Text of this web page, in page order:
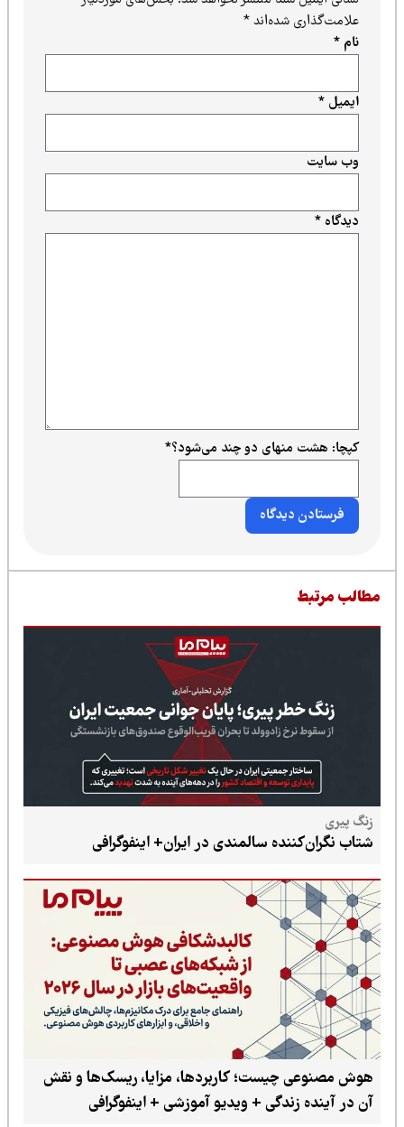
علامت‌گذاری شده‌اند*
دیدگاه*
ایمیل*
وب‌ سایت
کپچا: هشت منهای دو چند می‌شود؟*
مرتبط
زنگ پیری
شتاب نگران‌کننده سالمندی در ایران+ اینفوگرافی
هوش مصنوعی چیست؛ کاربردها، مزایا، ریسک‌ها و نقش
آن در آینده زندگی + ویدیو آموزشی + اینفوگرافی